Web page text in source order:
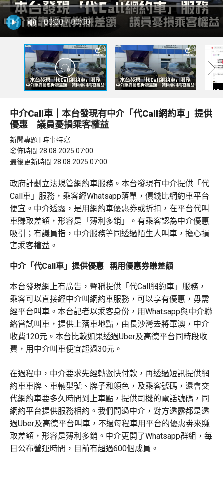
00:00/ 00:00
中介Call車｜本台發現有中介「代Call網約車」提供
優惠 議員憂損乘客權益
新聞專題 | 時事特寫
發佈時間 28.08.2025 07:00
最後更新時間 28.08.2025 07:00
政府計劃立法規管網約車服務。本台發現有中介提供「代
Call車」服務，乘客經Whatsapp落單，價錢比網約車平台
便宜。中介透露，是用網約車優惠券或折扣，在平台代叫
車賺取差額，形容是「薄利多銷」。有乘客認為中介優惠
吸引；有議員指，中介服務等同透過陌生人叫車，擔心損
害乘客權益。
中介「代Call車」提供優惠 稱用優惠券賺差額
本台發現網上有廣告，聲稱提供「代Call網約車」服務，
乘客可以直接經中介叫網約車服務，可以享有優惠，毋需
經平台叫車。本台記者以乘客身份，用Whatsapp與中介聯
絡嘗試叫車，提供上落車地點，由長沙灣去將軍澳，中介
收費120元。本台比較如果透過Uber及高德平台同時段收
費，用中介叫車便宜超過30元。
在過程中，中介要求先經轉數快付款，再透過短訊提供網
約車車牌、車輛型號、牌子和顔色，及乘客號碼，還會交
代網約車要多久時間到上車點，提供司機的電話號碼，同
網約平台提供服務相約。我們問過中介，對方透露都是透
過Uber及高德平台叫車，不過每程車用平台的優惠劵來賺
取差額，形容是薄利多銷。中介更開了Whatsapp群組，每
日公布營運時間，目前有超過600個成員。